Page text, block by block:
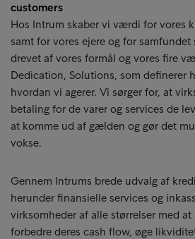
customers
Hos Intrum skaber vi værdi for vores
samt for vores ejere og for samfundet
drevet af vores formål og vores fire
Dedication, Solutions, som definerer
hvordan vi agerer. Vi sørger for, at
betaling for de varer og services de
at komme ud af gælden og gør det
vokse.
Gennem Intrums brede udvalg af
herunder finansielle services og
virksomheder af alle størrelser med
forbedre deres cash flow, øge